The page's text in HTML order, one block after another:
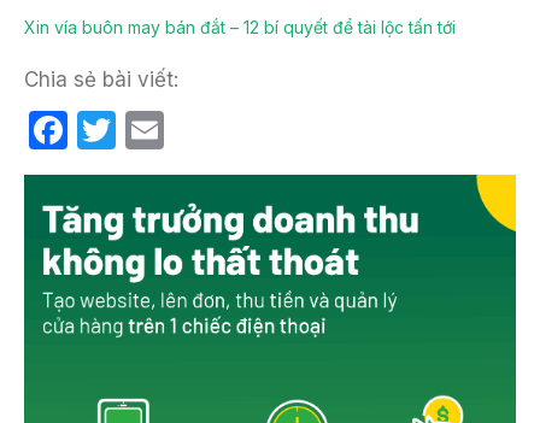
Xin vía buôn may bán đắt – 12 bí quyết để tài lộc tấn tới
Chia sẻ bài viết:
F
a
c
e
b
o
T
w
itt
er
m
ail